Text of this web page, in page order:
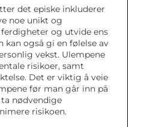
det episke inkluderer
noe unikt og
og utvide ens
kan også gi en følelse av
vekst. Ulempene
risikoer, samt
Det er viktig å veie
før man går inn på
nødvendige
risikoen.